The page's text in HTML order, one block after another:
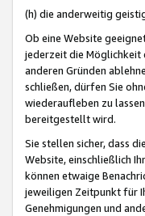
(h) die anderweitig
Ob eine Website
jederzeit die Möglichkeit
anderen Gründen
schließen, dürfen Sie
wiederaufleben zu
bereitgestellt wird.
Sie stellen sicher, dass
Website, einschließlich
können etwaige
jeweiligen Zeitpunkt für
Genehmigungen und